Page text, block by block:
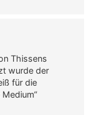
Thissens
wurde der
für die